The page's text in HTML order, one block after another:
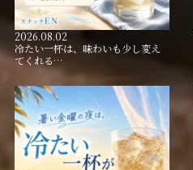
2026.08.02
冷たい一杯は、味わいも少し変え
てくれる…